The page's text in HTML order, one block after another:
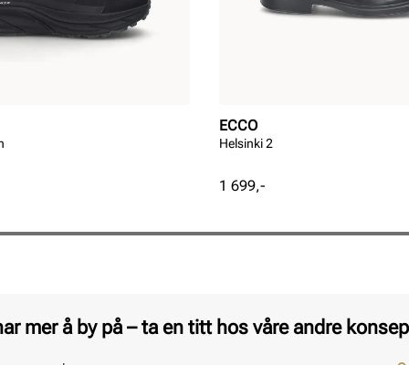
ECCO
Helsinki 2
Pris
1 699,-
mer å by på – ta en titt hos våre andre